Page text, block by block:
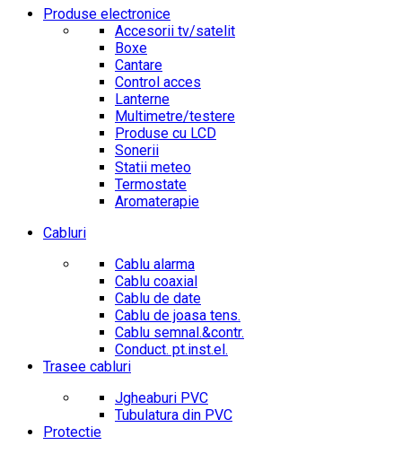
Produse electronice
Accesorii tv/satelit
Boxe
Cantare
Control acces
Lanterne
Multimetre/testere
Produse cu LCD
Sonerii
Statii meteo
Termostate
Aromaterapie
Cabluri
Cablu alarma
Cablu coaxial
Cablu de date
Cablu de joasa tens.
Cablu semnal.&contr.
Conduct. pt.inst.el.
Trasee cabluri
Jgheaburi PVC
Tubulatura din PVC
Protectie